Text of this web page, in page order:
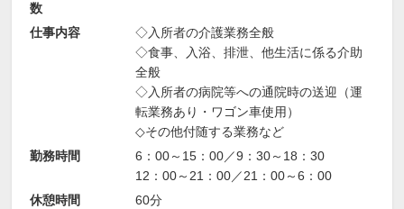
数
仕事内容
◇入所者の介護業務全般
◇食事、入浴、排泄、他生活に係る介助
全般
◇入所者の病院等への通院時の送迎（運
転業務あり・ワゴン車使用）
◇その他付随する業務など
勤務時間
6：00～15：00／9：30～18：30
12：00～21：00／21：00～6：00
休憩時間
60分